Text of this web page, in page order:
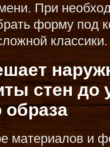
При
форму под
классики.
стен до
образа
материалов и